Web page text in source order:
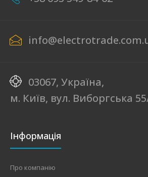
03067, Україна,
м. Київ, вул. Виборгська
Інформація
Про компанію